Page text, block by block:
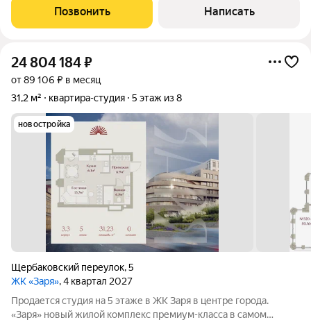
комнатная квартира с хорошим ремонтом в кирпичном доме с
удобным расположением. Общая
Позвонить Написать
24 804 184₽
от 89 106 ₽ в месяц
31,2 м²
квартира-студия 5 этаж из 8
новостройка
Щербаковский переулок,5
ЖК «Заря», 4 квартал 2027
Продается студия на 5 этаже в ЖК Заря в центре города.
«Заря» новый жилой комплекс премиум-класса в самом